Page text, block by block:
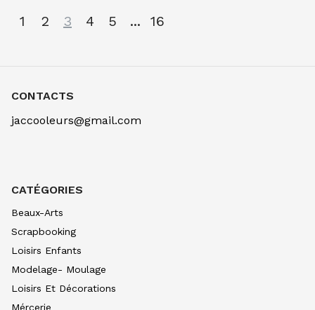
1 2 3 4 5 ... 16
CONTACTS
jaccooleurs@gmail.com
CATÉGORIES
Beaux-Arts
Scrapbooking
Loisirs Enfants
Modelage- Moulage
Loisirs Et Décorations
Mércerie